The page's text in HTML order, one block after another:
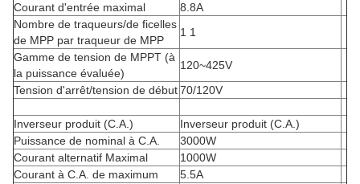
Courant d'entrée maximal
8.8A
Nombre de traqueurs/de ficelles
de MPP par traqueur de MPP
1 1
Gamme de tension de MPPT (à
la puissance évaluée)
120~425V
Tension d'arrêt/tension de début70/120V
Inverseur produit (C.A.)
Inverseur produit (C.A.)
Puissance de nominal à C.A.
3000W
Courant alternatif Maximal
1000W
Courant à C.A. de maximum
5.5A